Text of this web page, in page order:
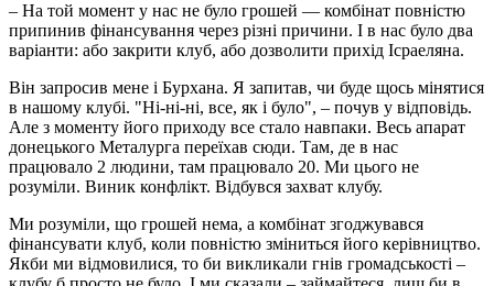
– На той момент у нас не було грошей — комбінат повністю
припинив фінансування через різні причини. І в нас було два
варіанти: або закрити клуб, або дозволити прихід Ісраеляна.
Він запросив мене і Бурхана. Я запитав, чи буде щось мінятися
в нашому клубі. "Ні-ні-ні, все, як і було", – почув у відповідь.
Але з моменту його приходу все стало навпаки. Весь апарат
донецького Металурга переїхав сюди. Там, де в нас
працювало 2 людини, там працювало 20. Ми цього не
розуміли. Виник конфлікт. Відбувся захват клубу.
Ми розуміли, що грошей нема, а комбінат згоджувався
фінансувати клуб, коли повністю зміниться його керівництво.
Якби ми відмовилися, то би викликали гнів громадськості –